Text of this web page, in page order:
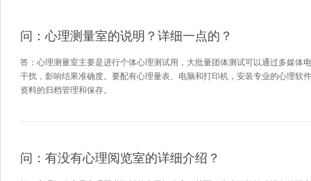
问：心理测量室的说明？详细一点的？
答：心理测量室主要是进行个体心理测试用，大批量团体测试可以通过多媒
干扰，影响结果准确度。要配有心理量表、电脑和打印机，安装专业的心理
资料的归档管理和保存。
问：有没有心理阅览室的详细介绍？